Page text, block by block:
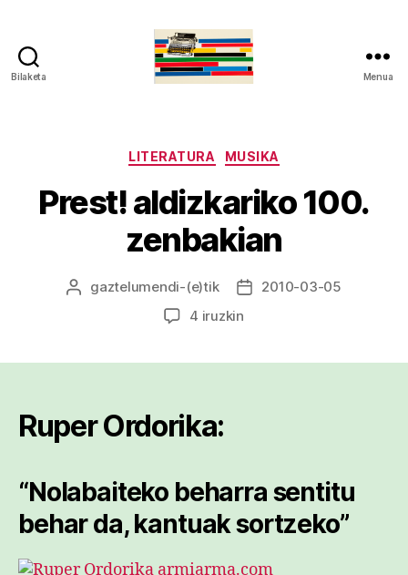
Bilaketa Menua
Kategoriak
LITERATURA MUSIKA
Prest! aldizkariko 100.
zenbakian
Argitalpenaren
gaztelumendi-(e)tik
Argitalpenaren
2010-03-05
4 iruzkinPrest!
Ruper Ordorika:
“Nolabaiteko beharra sentitu
behar da, kantuak sortzeko”